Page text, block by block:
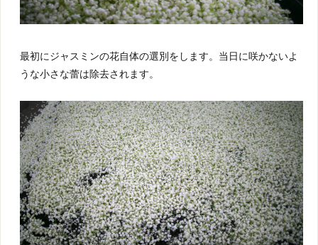
最初にジャスミンの花自体の選別をします。当日に咲かないよ
うな小さな蕾は除去されます。